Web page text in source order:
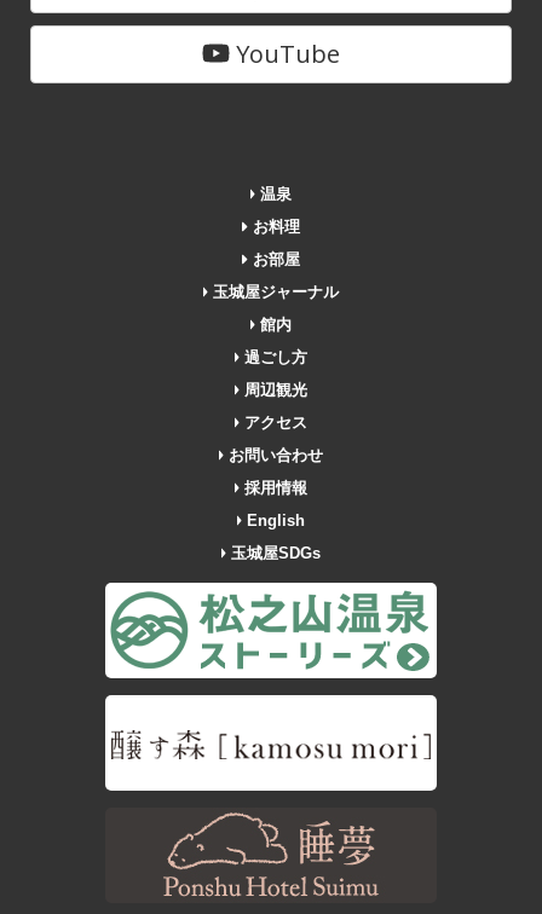
YouTube
温泉
お料理
お部屋
玉城屋ジャーナル
館内
過ごし方
周辺観光
アクセス
お問い合わせ
採用情報
English
玉城屋SDGs